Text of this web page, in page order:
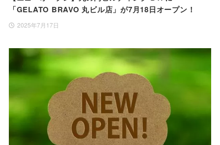
「GELATO BRAVO 丸ビル店」が7月18日オープン！
2025年7月17日